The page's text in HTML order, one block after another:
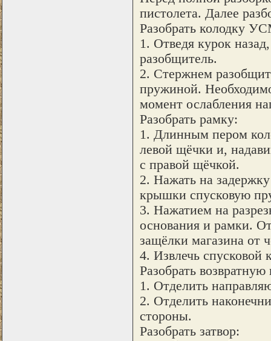
пистолета. Далее
Разобрать колодку
1. Отведя курок
разобщитель.
2. Стержнем
пружиной.
момент ослабления
Разобрать рамку:
1. Длинным пером
левой щёчки и,
с правой щёчкой.
2. Нажать на
крышки спусковую
3. Нажатием на
основания и рамки.
защёлки магазина от
4. Извлечь спусковой
Разобрать
1. Отделить
2. Отделить
стороны.
Разобрать затвор: